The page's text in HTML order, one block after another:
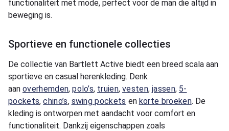
functionaliteit met mode, perfect voor de man die altijd in
beweging is.
Sportieve en functionele collecties
De collectie van Bartlett Active biedt een breed scala aan
sportieve en casual herenkleding. Denk
aan overhemden,polo’s, truien,vesten, jassen, 5-
pockets,chino’s, swing pockets en korte broeken. De
kleding is ontworpen met aandacht voor comfort en
functionaliteit. Dankzij eigenschappen zoals